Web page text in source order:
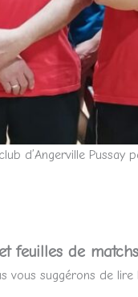
d’Angerville
feuilles de matchs
vous suggérons de